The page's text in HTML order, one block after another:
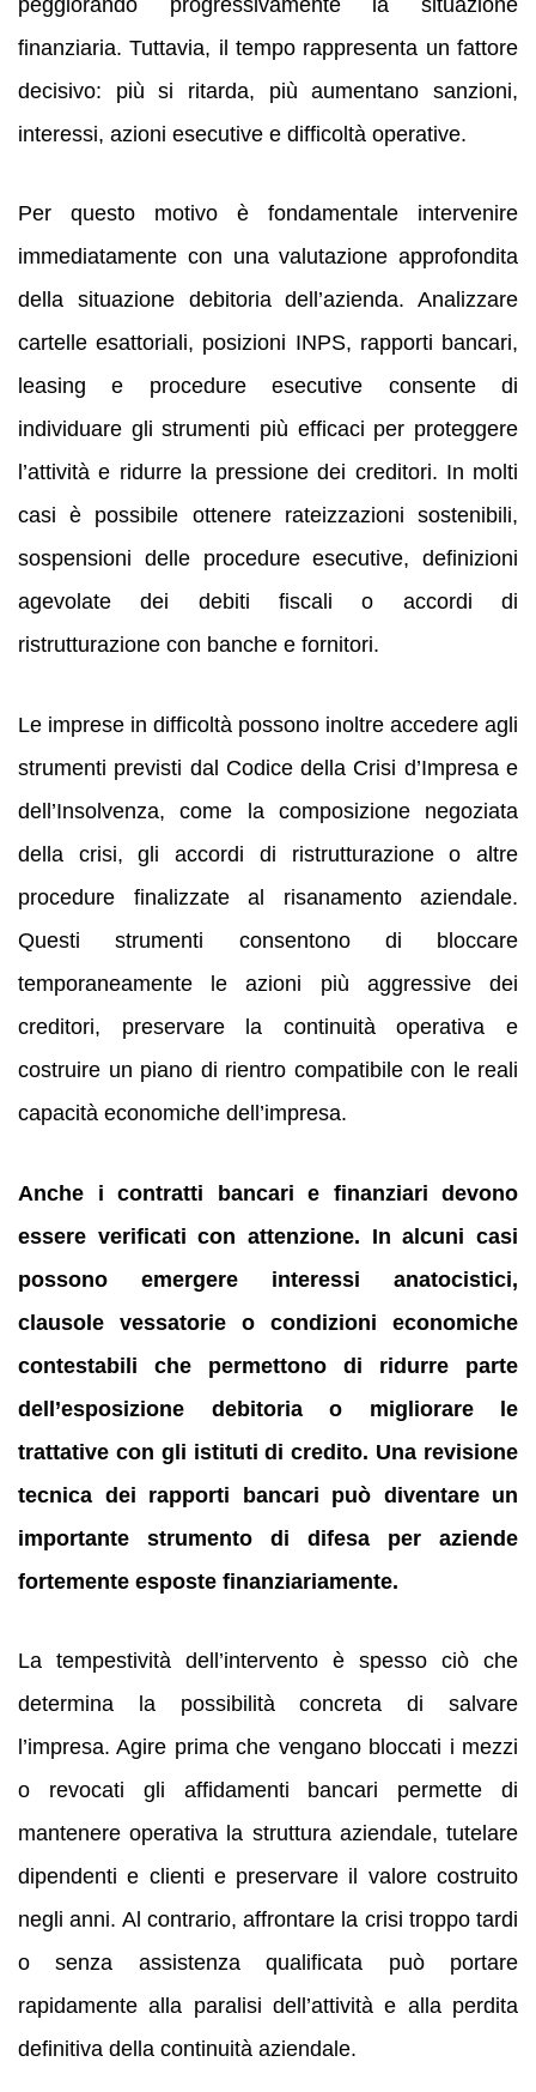
finanziaria. Tuttavia, il tempo rappresenta un fattore
decisivo: più si ritarda, più aumentano sanzioni,
interessi, azioni esecutive e difficoltà operative.
Per questo motivo è fondamentale intervenire
immediatamente con una valutazione approfondita
della situazione debitoria dell’azienda. Analizzare
cartelle esattoriali, posizioni INPS, rapporti bancari,
leasing e procedure esecutive consente di
individuare gli strumenti più efficaci per proteggere
l’attività e ridurre la pressione dei creditori. In molti
casi è possibile ottenere rateizzazioni sostenibili,
sospensioni delle procedure esecutive, definizioni
agevolate dei debiti fiscali o accordi di
ristrutturazione con banche e fornitori.
Le imprese in difficoltà possono inoltre accedere agli
strumenti previsti dal Codice della Crisi d’Impresa e
dell’Insolvenza, come la composizione negoziata
della crisi, gli accordi di ristrutturazione o altre
procedure finalizzate al risanamento aziendale.
Questi strumenti consentono di bloccare
temporaneamente le azioni più aggressive dei
creditori, preservare la continuità operativa e
costruire un piano di rientro compatibile con le reali
capacità economiche dell’impresa.
Anche i contratti bancari e finanziari devono
essere verificati con attenzione. In alcuni casi
possono emergere interessi anatocistici,
clausole vessatorie o condizioni economiche
contestabili che permettono di ridurre parte
dell’esposizione debitoria o migliorare le
trattative con gli istituti di credito. Una revisione
tecnica dei rapporti bancari può diventare un
importante strumento di difesa per aziende
fortemente esposte finanziariamente.
La tempestività dell’intervento è spesso ciò che
determina la possibilità concreta di salvare
l’impresa. Agire prima che vengano bloccati i mezzi
o revocati gli affidamenti bancari permette di
mantenere operativa la struttura aziendale, tutelare
dipendenti e clienti e preservare il valore costruito
negli anni. Al contrario, affrontare la crisi troppo tardi
o senza assistenza qualificata può portare
rapidamente alla paralisi dell’attività e alla perdita
definitiva della continuità aziendale.